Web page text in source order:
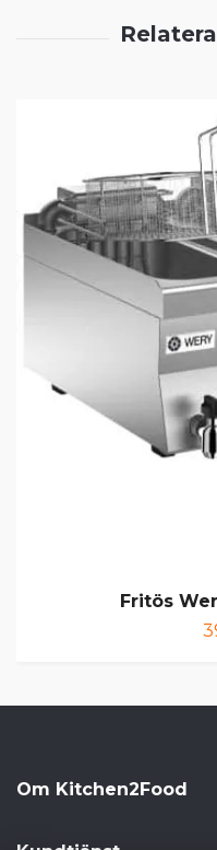
Fritös
Om Kitchen2Food